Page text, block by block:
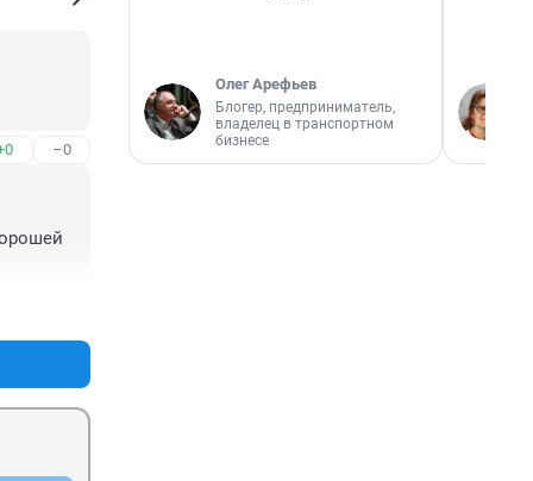
–0
Олег Арефьев
Блогер, предприниматель,
владелец в транспортном
бизнесе